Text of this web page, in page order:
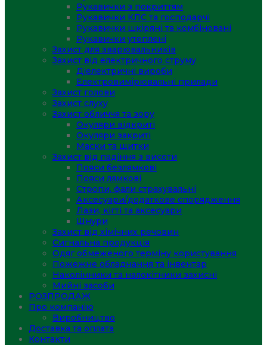
Рукавички з покриттям
Рукавички КЛС та господарчі
Рукавички шкіряні та комбіновані
Рукавички утеплені
Захист для зварювальників
Захист від електричного струму
Діелектричні вироби
Електровимірювальні прилади
Захист голови
Захист слуху
Захист обличчя та зору
Окуляри відкриті
Окуляри закриті
Маски та щитки
Захист від падіння з висоти
Пояси безлямкові
Пояси лямкові
Стропи, фали страхувальні
Аксесуари/додаткове спорядження
Лази, кігті та аксесуари
Шнури
Захист від хімічних речовин
Сигнальна продукція
Одяг обмеженого терміну користування
Пожежне обладнання та інвентар
Наколінники та налокітники захисні
Мийні засоби
РОЗПРОДАЖ
Про компанію
Виробництво
Доставка та оплата
Контакти